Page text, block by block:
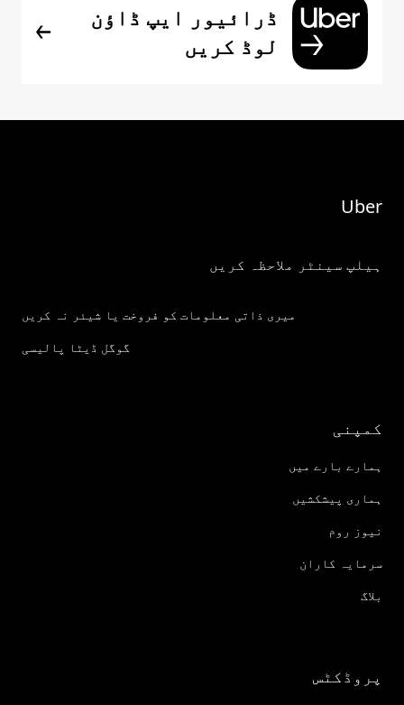
ڈرائیور ایپ ڈاؤن
لوڈ کریں
Uber
ہیلپ سینٹر ملاحظہ کریں
میری ذاتی معلومات کو فروخت یا شیئر نہ کریں
گوگل ڈیٹا پالیسی
کمپنی
ہمارے بارے میں
ہماری پیشکشیں
نیوز روم
سرمایہ کاران
بلاگ
پروڈکٹس